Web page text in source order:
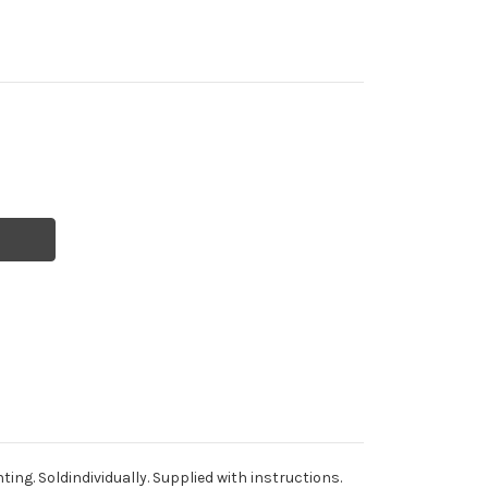
Soldindividually. Supplied with instructions.